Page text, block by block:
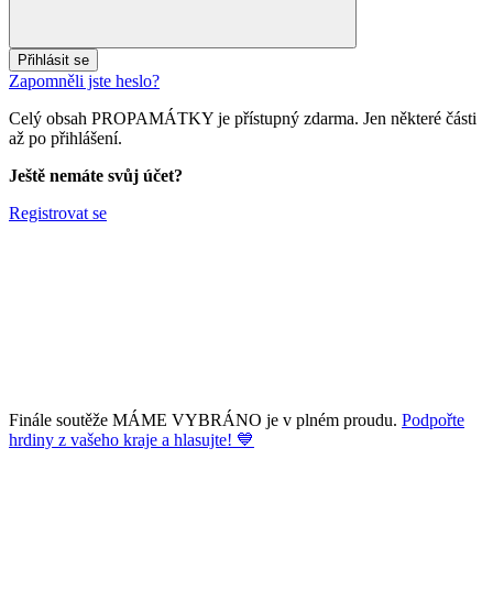
Přihlásit se
Zapomněli jste heslo?
Celý obsah PROPAMÁTKY je přístupný zdarma. Jen některé části
až po přihlášení.
Ještě nemáte svůj účet?
Registrovat se
Finále soutěže MÁME VYBRÁNO je v plném proudu. Podpořte
hrdiny z vašeho kraje a hlasujte! 💙